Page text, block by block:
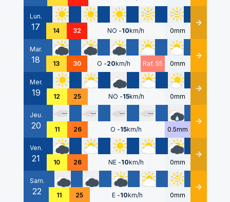
Lun.
17 14 32 NO -10km/h 0mm Détails
Mar.
18 13 30 O -20km/h Raf. 55 0mm Détails
Mer.
19 12 25 NO -15km/h 0mm Détails
Jeu.
20 11 26 O -15km/h 0.5mm Détails
Ven.
21 10 26 NE -10km/h 0mm Détails
Sam.
22 11 25 E -10km/h 0mm Détails